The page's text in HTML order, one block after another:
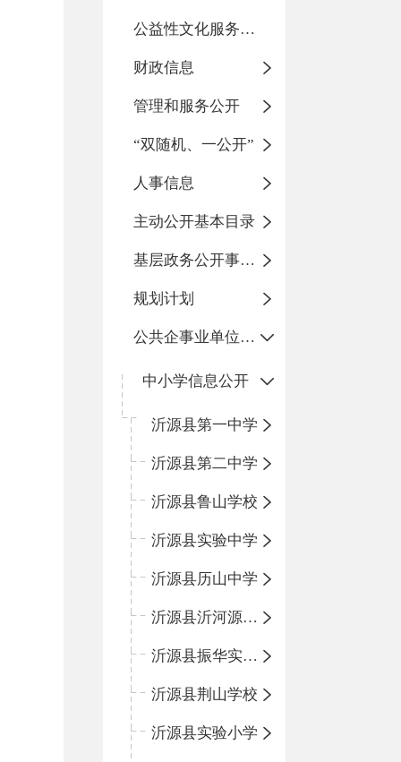
公益性文化服务活动
财政信息
管理和服务公开
“双随机、一公开”
人事信息
主动公开基本目录
基层政务公开事项标准目录
规划计划
公共企事业单位信息公开
中小学信息公开
沂源县第一中学
沂源县第二中学
沂源县鲁山学校
沂源县实验中学
沂源县历山中学
沂源县沂河源学校
沂源县振华实验学校
沂源县荆山学校
沂源县实验小学